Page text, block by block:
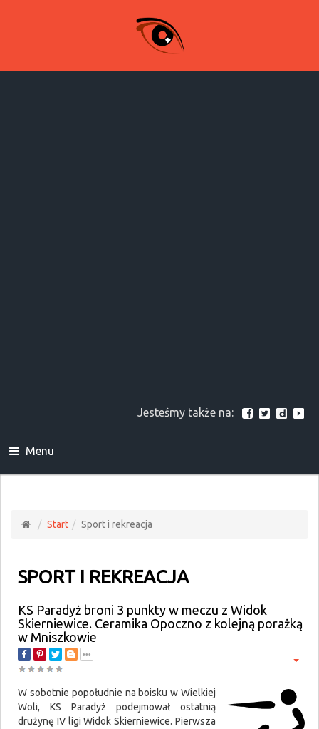
Jesteśmy także na:
Menu
Start Sport i rekreacja
SPORT I REKREACJA
KS Paradyż broni 3 punkty w meczu z Widok
Skierniewice. Ceramika Opoczno z kolejną porażką
w Mniszkowie
W sobotnie popołudnie na boisku w Wielkiej
Woli, KS Paradyż podejmował ostatnią
drużynę IV ligi Widok Skierniewice. Pierwsza